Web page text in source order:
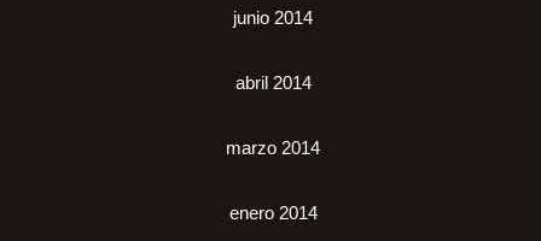
junio 2014
abril 2014
marzo 2014
enero 2014